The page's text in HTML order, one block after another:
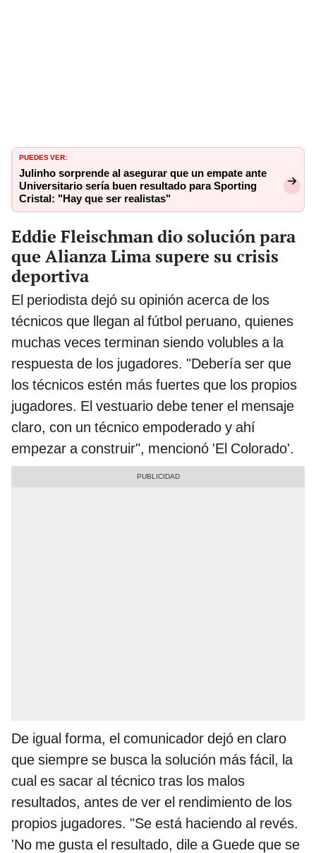
PUEDES VER:
Julinho sorprende al asegurar que un empate ante
Universitario sería buen resultado para Sporting
Cristal: "Hay que ser realistas"
Eddie Fleischman dio solución para
que Alianza Lima supere su crisis
deportiva
El periodista dejó su opinión acerca de los
técnicos que llegan al fútbol peruano, quienes
muchas veces terminan siendo volubles a la
respuesta de los jugadores. "Debería ser que
los técnicos estén más fuertes que los propios
jugadores. El vestuario debe tener el mensaje
claro, con un técnico empoderado y ahí
empezar a construir", mencionó 'El Colorado'.
De igual forma, el comunicador dejó en claro
que siempre se busca la solución más fácil, la
cual es sacar al técnico tras los malos
resultados, antes de ver el rendimiento de los
propios jugadores. "Se está haciendo al revés.
'No me gusta el resultado, dile a Guede que se